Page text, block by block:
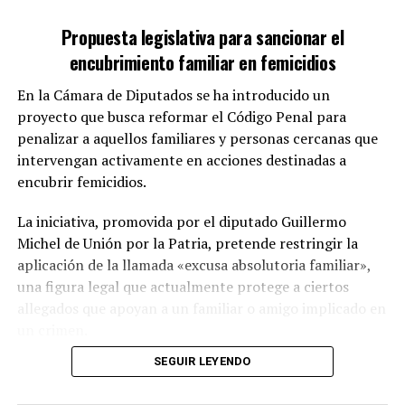
Desde La Pampa, Lousteau sostuvo que Berhongaray “es
un candidato a gobernador para los tiempos que corren,
sin marketing, honesto, con el conocimiento de un
montón de cuestiones técnicas y que conoce su
provincia como pocos candidatos pueden decir que la
conocen”.
Berhongaray también recibió el saludo del presidente de
la UCR, Gerardo Morales, del diputado nacional por
Buenos Aries, Facundo Manes y, de parte del PRO, del
jefe de Gobierno Porteño, Horacio Rodríguez Larreta.
ACTUALIDAD
ELECCIONES LA PAMPA
Propuesta legislativa para sancionar el
encubrimiento familiar en femicidios
En la Cámara de Diputados se ha introducido un
proyecto que busca reformar el Código Penal para
penalizar a aquellos familiares y personas cercanas que
intervengan activamente en acciones destinadas a
encubrir femicidios.
La iniciativa, promovida por el diputado Guillermo
Michel de Unión por la Patria, pretende restringir la
aplicación de la llamada «excusa absolutoria familiar»,
una figura legal que actualmente protege a ciertos
Modificaciones propuestas
SEGUIR LEYENDO